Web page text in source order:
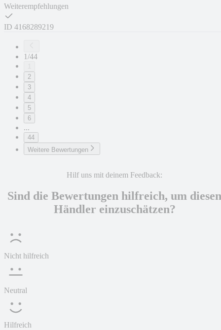
Weiterempfehlungen
ID 4168289219
1/44
2
3
4
5
6
...
44
Weitere Bewertungen
Hilf uns mit deinem Feedback:
Sind die Bewertungen hilfreich, um diesen
Händler einzuschätzen?
Nicht hilfreich
Neutral
Hilfreich